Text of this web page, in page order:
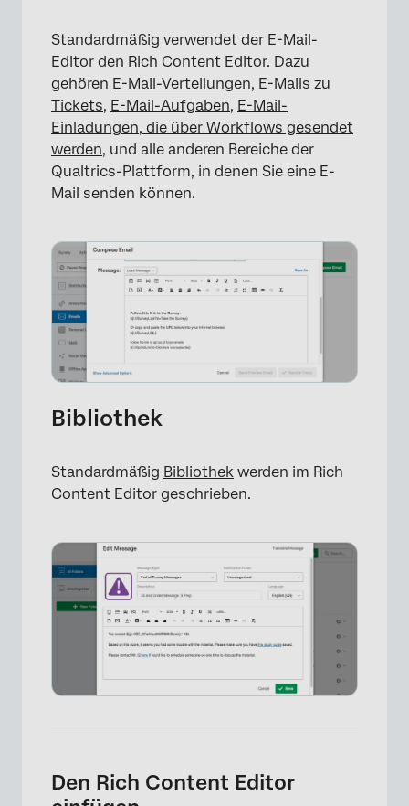
×
Standardmäßig verwendet der E-Mail-
Editor den Rich Content Editor. Dazu
gehören E-Mail-Verteilungen, E-Mails zu
Tickets, E-Mail-Aufgaben, E-Mail-
Einladungen, die über Workflows gesendet
werden, und alle anderen Bereiche der
Qualtrics-Plattform, in denen Sie eine E-
Mail senden können.
Bibliothek
Standardmäßig Bibliothek werden im Rich
Content Editor geschrieben.
Den Rich Content Editor